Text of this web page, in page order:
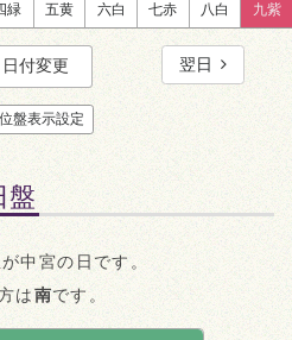
緑 五黄 六白 七赤 八白 九紫
日付変更 翌日
盤表示設定
盤
中宮の日です。
は南です。